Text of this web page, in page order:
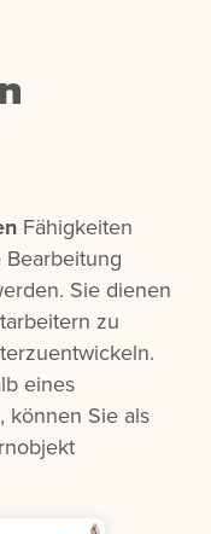
Fähigkeiten
Sie dienen
zu
eines
können Sie als